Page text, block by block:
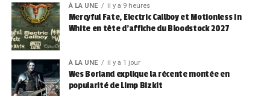
À LA UNE il y a 9 heures
Mercyful Fate, Electric Callboy et Motionless In
White en tête d’affiche du Bloodstock 2027
À LA UNE il y a 1 jour
Wes Borland explique la récente montée en
popularité de Limp Bizkit